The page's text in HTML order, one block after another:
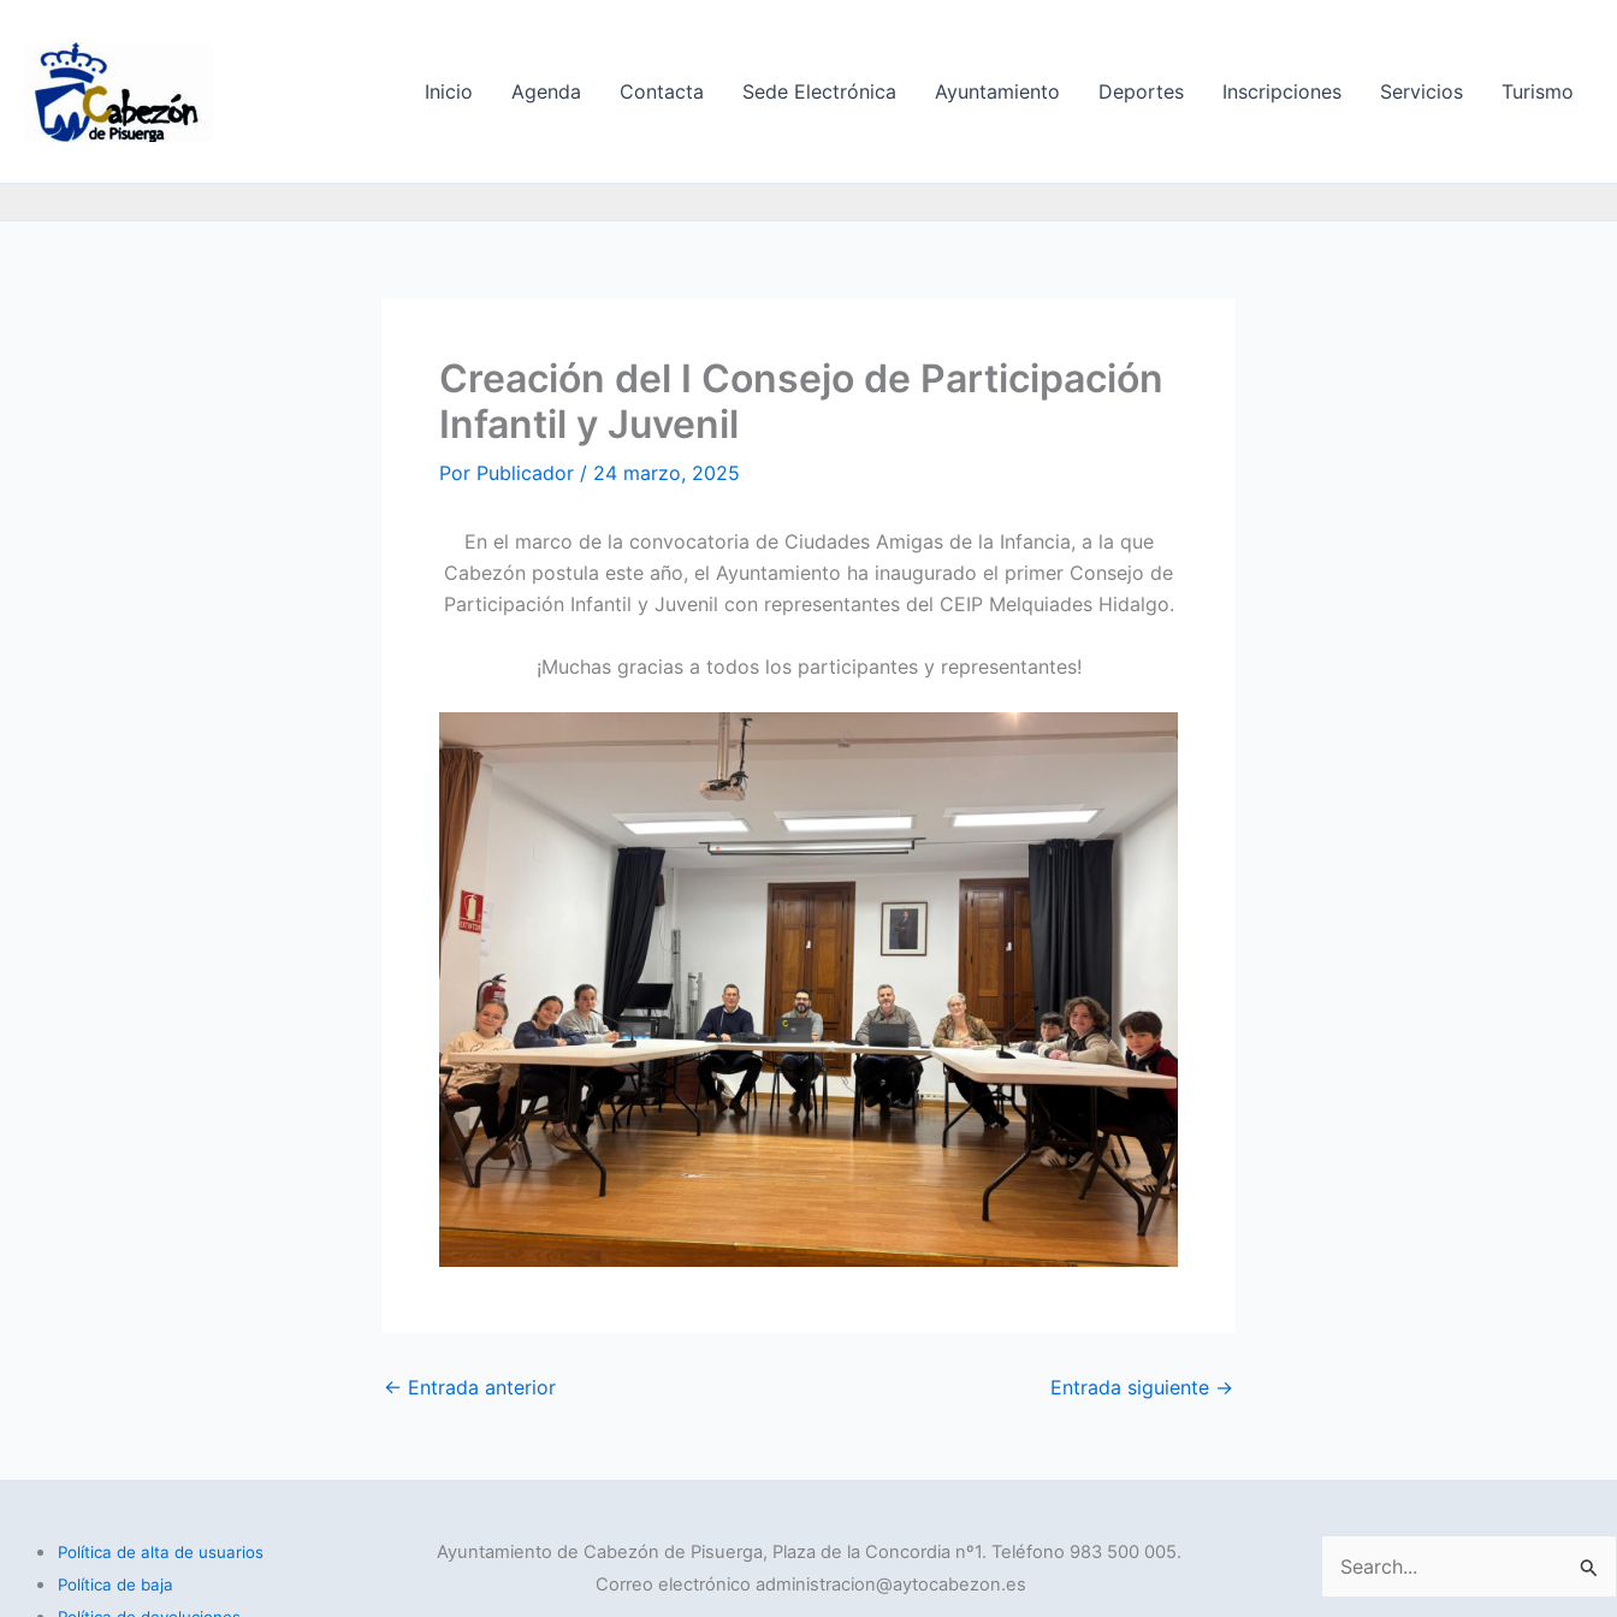
contenido
Inicio Agenda Contacta Sede Electrónica Ayuntamiento Deportes Inscripciones Servicios Turismo
Creación del I Consejo de Participación
Infantil y Juvenil
Por Publicador / 24 marzo, 2025
En el marco de la convocatoria de Ciudades Amigas de la Infancia, a la que
Cabezón postula este año, el Ayuntamiento ha inaugurado el primer Consejo de
Participación Infantil y Juvenil con representantes del CEIP Melquiades Hidalgo.
¡Muchas gracias a todos los participantes y representantes!
← Entrada anterior Entrada siguiente →
Política de alta de usuarios
Política de baja
Ayuntamiento de Cabezón de Pisuerga, Plaza de la Concordia nº1. Teléfono 983 500 005.
Correo electrónico administracion@aytocabezon.es
Buscar
por: